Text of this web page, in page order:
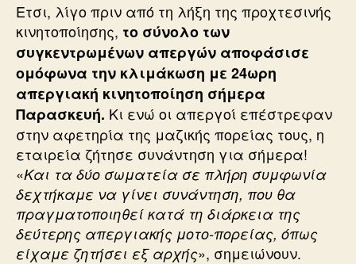
Ετσι, λίγο πριν από τη λήξη της προχτεσινής
κινητοποίησης, το σύνολο των
συγκεντρωμένων απεργών αποφάσισε
ομόφωνα την κλιμάκωση με 24ωρη
απεργιακή κινητοποίηση σήμερα
Παρασκευή. Κι ενώ οι απεργοί επέστρεφαν
στην αφετηρία της μαζικής πορείας τους, η
εταιρεία ζήτησε συνάντηση για σήμερα!
«Και τα δύο σωματεία σε πλήρη συμφωνία
δεχτήκαμε να γίνει συνάντηση, που θα
πραγματοποιηθεί κατά τη διάρκεια της
δεύτερης απεργιακής μοτο-πορείας, όπως
είχαμε ζητήσει εξ αρχής», σημειώνουν.